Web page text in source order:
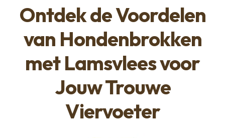
u
Horcon Webshop – GDPR / Voorwaarden /
Privacybeleid
Over ons
Ontdek de Voordelen
van Hondenbrokken
met Lamsvlees voor
Jouw Trouwe
Viervoeter